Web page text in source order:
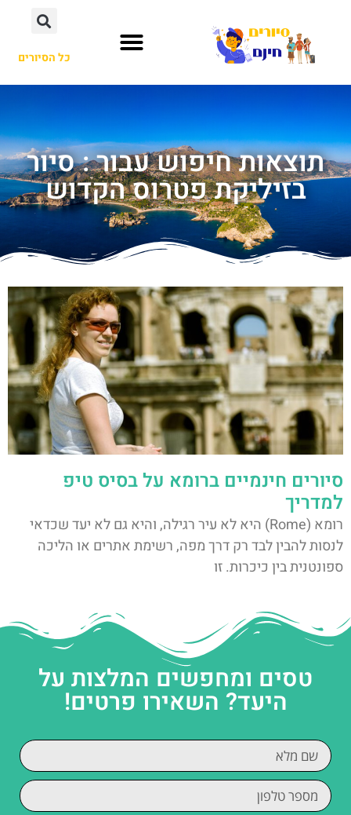
כל הסיורים
תוצאות חיפוש עבור : סיור
בזיליקת פטרוס הקדוש
סיורים חינמיים ברומא על בסיס טיפ
למדריך
רומא (Rome) היא לא עיר רגילה, והיא גם לא יעד שכדאי
לנסות להבין לבד רק דרך מפה, רשימת אתרים או הליכה
ספונטנית בין כיכרות. זו
טסים ומחפשים המלצות על
היעד? השאירו פרטים!